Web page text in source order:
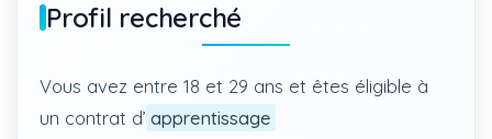
Profil recherché
Vous avez entre 18 et 29 ans et êtes éligible à
un contrat d’ apprentissage